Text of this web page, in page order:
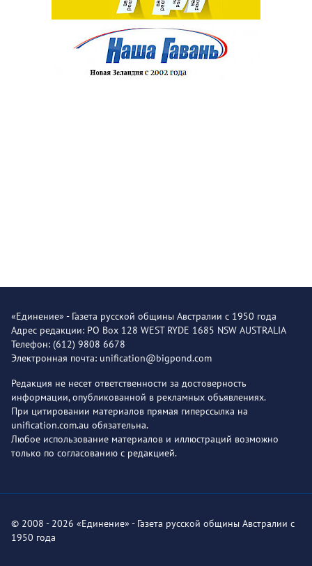
«Единение» - Газета русской общины Австралии с 1950 года
Адрес редакции: PO Box 128 WEST RYDE 1685 NSW AUSTRALIA
Телефон: (612) 9808 6678
Электронная почта: unification@bigpond.com
Редакция не несет ответственности за достоверность
информации, опубликованной в рекламных объявлениях.
При цитировании материалов прямая гиперссылка на
unification.com.au обязательна.
Любое использование материалов и иллюстраций возможно
только по согласованию с редакцией.
© 2008 - 2026 «Единение» - Газета русской общины Австралии с
1950 года